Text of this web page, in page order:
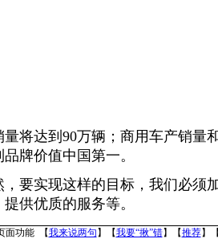
量将达到90万辆；商用车产销量
牌价值中国第一。
实现这样的目标，我们必须
供优质的服务等。
面功能 【我来说两句 】【我要“揪”错】【推荐】